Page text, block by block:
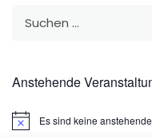
Anstehende
HinweisEs sind keine